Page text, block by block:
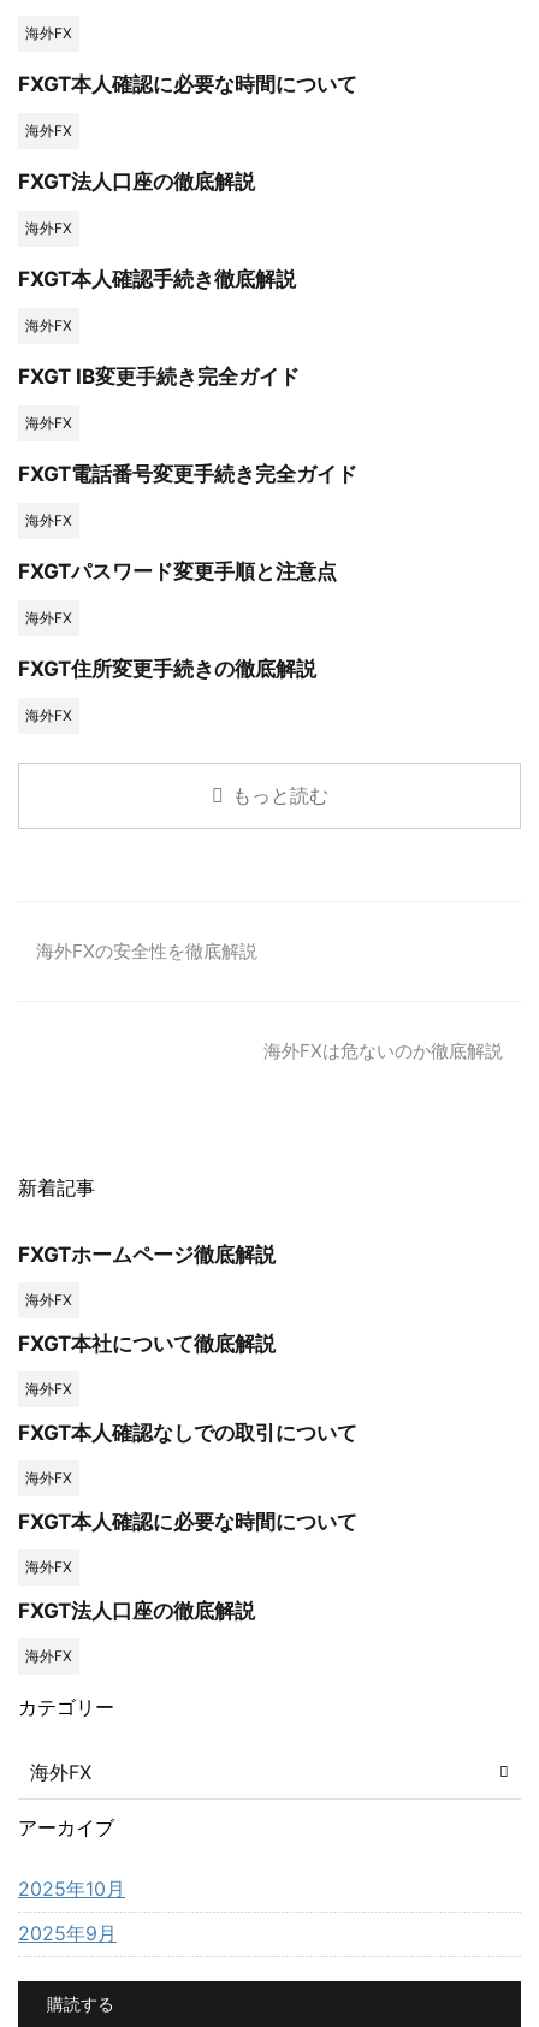
海外FX
FXGT本人確認に必要な時間について
海外FX
FXGT法人口座の徹底解説
海外FX
FXGT本人確認手続き徹底解説
海外FX
FXGT IB変更手続き完全ガイド
海外FX
FXGT電話番号変更手続き完全ガイド
海外FX
FXGTパスワード変更手順と注意点
海外FX
FXGT住所変更手続きの徹底解説
海外FX
もっと読む
海外FXの安全性を徹底解説
海外FXは危ないのか徹底解説
新着記事
FXGTホームページ徹底解説
海外FX
FXGT本社について徹底解説
海外FX
FXGT本人確認なしでの取引について
海外FX
FXGT本人確認に必要な時間について
海外FX
FXGT法人口座の徹底解説
海外FX
カテゴリー
海外FX
アーカイブ
2025年10月
2025年9月
購読する